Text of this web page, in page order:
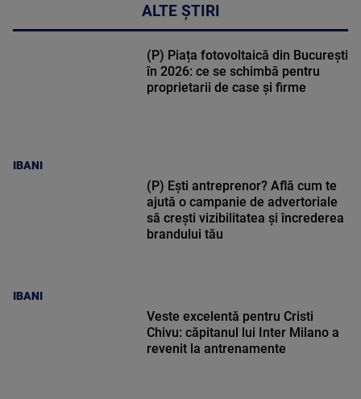
ALTE ȘTIRI
IBANI
(P) Piața fotovoltaică din București
în 2026: ce se schimbă pentru
proprietarii de case și firme
IBANI
(P) Ești antreprenor? Află cum te
ajută o campanie de advertoriale
să crești vizibilitatea și încrederea
brandului tău
Veste excelentă pentru Cristi
Chivu: căpitanul lui Inter Milano a
revenit la antrenamente